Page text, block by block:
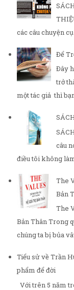
các câu chuyện
Để
Đây
trở
một tác giả thì
câu
điều tôi không
The
Bản
The
Bản Thân Trong
chúng ta bị bủa
Tiểu sử về Trần
phẩm để đời
Với trên 5 năm